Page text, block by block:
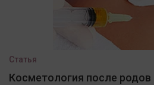
Статья
Косметология после родов